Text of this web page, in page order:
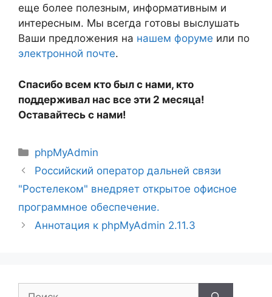
еще более полезным, информативным и
интересным. Мы всегда готовы выслушать
Ваши предложения на нашем форуме или по
электронной почте.
Спасибо всем кто был с нами, кто
поддерживал нас все эти 2 месяца!
Оставайтесь с нами!
Рубрики
phpMyAdmin
Российский оператор дальней связи
"Ростелеком" внедряет открытое офисное
программное обеспечение.
Аннотация к phpMyAdmin 2.11.3